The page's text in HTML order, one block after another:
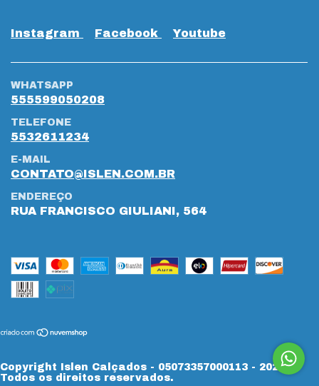
Instagram Facebook Youtube
WHATSAPP
555599050208
TELEFONE
5532611234
E-MAIL
CONTATO@ISLEN.COM.BR
ENDEREÇO
RUA FRANCISCO GIULIANI, 564
Copyright Islen Calçados - 05073357000113 - 2026.
Todos os direitos reservados.